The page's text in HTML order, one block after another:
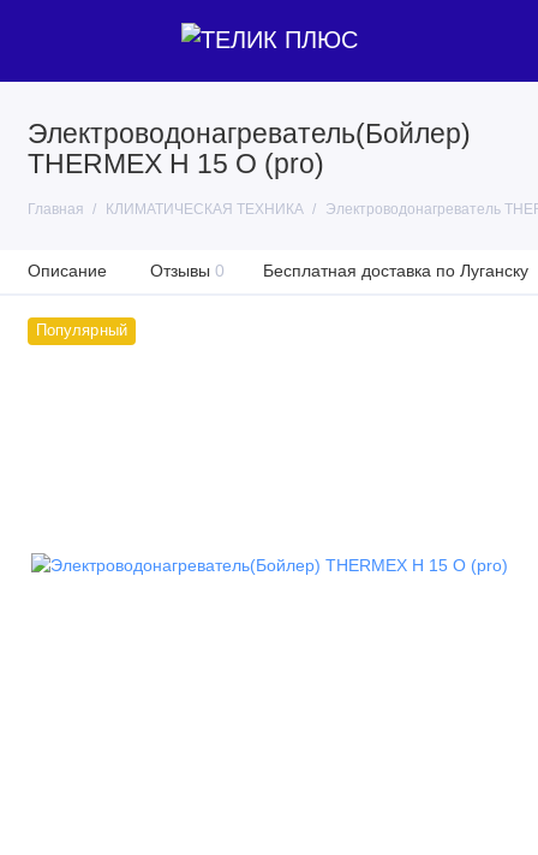
Электроводонагреватель(Бойлер)
THERMEX H 15 O (pro)
Главная КЛИМАТИЧЕСКАЯ ТЕХНИКА Электроводонагреватель
Описание Отзывы 0 Бесплатная доставка по Луганску
Популярный